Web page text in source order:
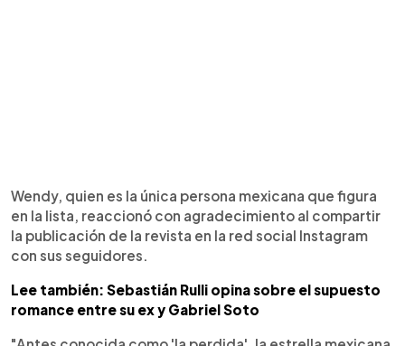
Wendy, quien es la única persona mexicana que figura
en la lista, reaccionó con agradecimiento al compartir
la publicación de la revista en la red social Instagram
con sus seguidores.
Lee también: Sebastián Rulli opina sobre el supuesto
romance entre su ex y Gabriel Soto